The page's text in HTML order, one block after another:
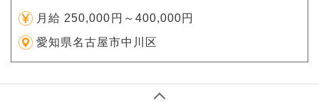
月給 250,000円～400,000円
愛知県名古屋市中川区